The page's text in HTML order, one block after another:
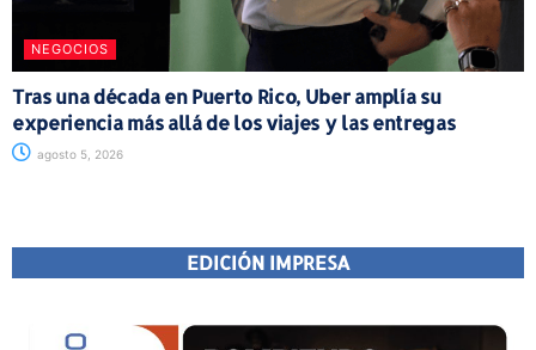
NEGOCIOS
Tras una década en Puerto Rico, Uber amplía su
experiencia más allá de los viajes y las entregas
agosto 5, 2026
EDICIÓN IMPRESA